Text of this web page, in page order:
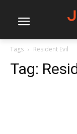
Tags Resident Evil
Tag: